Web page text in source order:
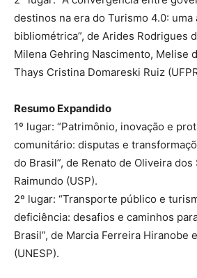
destinos na era do Turismo 4.0: uma
bibliométrica”, de Arides Rodrigues
Milena Gehring Nascimento, Melise
Thays Cristina Domareski Ruiz
Resumo Expandido
1º lugar: “Patrimônio, inovação e
comunitário: disputas e
do Brasil”, de Renato de Oliveira
Raimundo (USP).
2º lugar: “Transporte público e
deficiência: desafios e caminhos
Brasil”, de Marcia Ferreira Hiranobe
(UNESP).